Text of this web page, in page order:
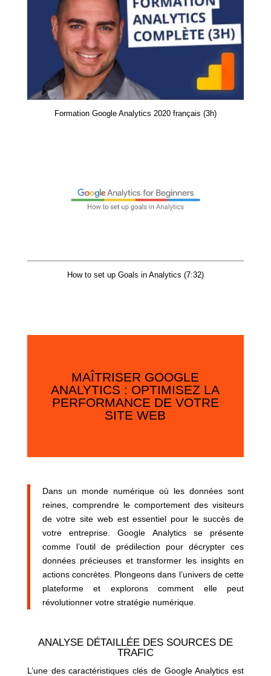
Formation Google Analytics 2020 français (3h)
How to set up Goals in Analytics (7:32)
MAÎTRISER GOOGLE
ANALYTICS : OPTIMISEZ LA
PERFORMANCE DE VOTRE
SITE WEB
Dans un monde numérique où les données sont
reines, comprendre le comportement des visiteurs
de votre site web est essentiel pour le succès de
votre entreprise. Google Analytics se présente
comme l’outil de prédilection pour décrypter ces
données précieuses et transformer les insights en
actions concrètes. Plongeons dans l’univers de cette
plateforme et explorons comment elle peut
révolutionner votre stratégie numérique.
ANALYSE DÉTAILLÉE DES SOURCES DE
TRAFIC
L’une des caractéristiques clés de Google Analytics est